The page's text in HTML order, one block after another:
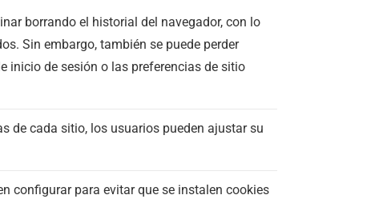
borrando el historial del navegador, con lo
Sin embargo, también se puede perder
inicio de sesión o las preferencias de sitio
de cada sitio, los usuarios pueden ajustar su
configurar para evitar que se instalen cookies